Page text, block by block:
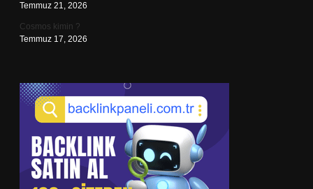
Temmuz 21, 2026
Cosmos kimin ?
Temmuz 17, 2026